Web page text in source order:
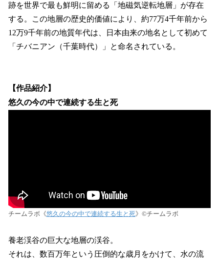
跡を世界で最も鮮明に留める「地磁気逆転地層」が存在
する。この地層の歴史的価値により、約77万4千年前から
12万9千年前の地質年代は、日本由来の地名として初めて
「チバニアン（千葉時代）」と命名されている。
【作品紹介】
悠久の今の中で連続する生と死
チームラボ《悠久の今の中で連続する生と死》©︎チームラボ
養老渓谷の巨大な地層の渓谷。
それは、数百万年という圧倒的な歳月をかけて、水の流